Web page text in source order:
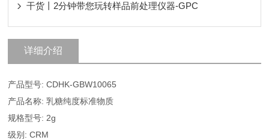
干货丨2分钟带您玩转样品前处理仪器-GPC
详细介绍
产品型号: CDHK-GBW10065
产品名称: 乳糖纯度标准物质
规格型号: 2g
级别: CRM